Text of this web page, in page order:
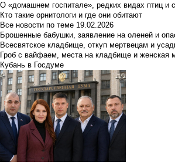
О «домашнем госпитале», редких видах птиц и
Кто такие орнитологи и где они обитают
Все новости по теме 19.02.2026
Брошенные бабушки, заявление на оленей и
Всесвятское кладбище, откуп мертвецам и
Гроб с вайфаем, места на кладбище и женская
Кубань в Госдуме